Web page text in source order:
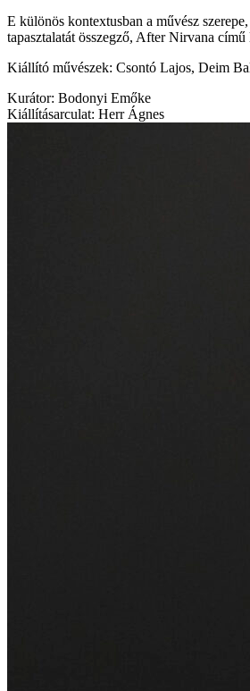
E különös kontextusban a művész
tapasztalatát összegző, After Nirvana
Kiállító művészek: Csontó Lajos, Deim
Kurátor: Bodonyi Emőke
Kiállításarculat: Herr Ágnes